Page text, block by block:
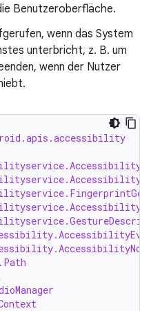
Benutzeroberfläche.
wenn das System
unterbricht, z. B. um
wenn der Nutzer